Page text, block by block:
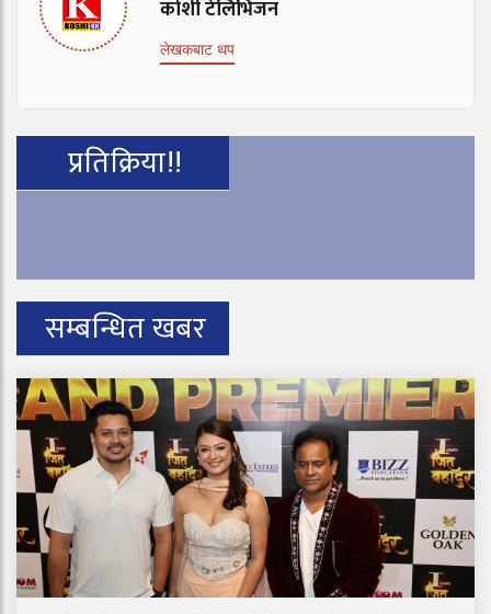
कोशी टेलिभिजन
लेखकबाट थप
प्रतिक्रिया!!
सम्बन्धित खबर